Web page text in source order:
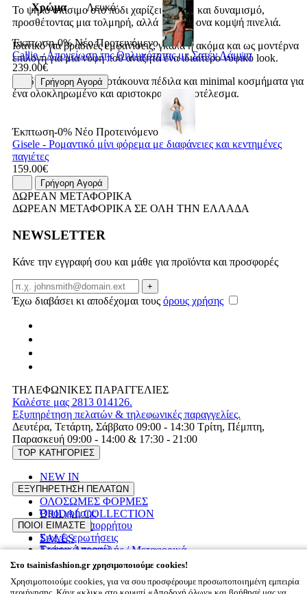
Το ψηλό σκίσιμο στο πόδι χαρίζει κίνηση και δυναμισμό,
προσθέτοντας μια τολμηρή, αλλά ταυτόχρονα κομψή πινελιά.
Ιδανικό για βραδινές εμφανίσεις, γκαλά ή ακόμα και ως μοντέρνα
επιλογή για μια νύφη που αναζητά ένα ιδιαίτερο νυφικό look.
Συνδυάστε το με ψηλοτάκουνα πέδιλα και minimal κοσμήματα για
ένα ολοκληρωμένο και αριστοκρατικό αποτέλεσμα.
Χρώμα
Λευκό
Έκπτωση-0% Νέο Προτεινόμενο
Callie - Απογείωση της Θηλυκότητας με Σατέν Λάμψη
239.00€
Γρήγορη Αγορά
Έκπτωση-0% Νέο Προτεινόμενο
Gisele - Ρομαντικό μίνι φόρεμα με διαφάνειες και κεντημένες
παγιέτες
159.00€
Γρήγορη Αγορά
ΔΩΡΕΑΝ ΜΕΤΑΦΟΡΙΚΑ
ΔΩΡΕΑΝ ΜΕΤΑΦΟΡΙΚΑ ΣΕ ΟΛΗ ΤΗΝ ΕΛΛΑΔΑ
NEWSLETTER
Κάνε την εγγραφή σου και μάθε για προϊόντα και προσφορές
Email
+
Έχω διαβάσει κι αποδέχομαι τους όρους χρήσης
ΤΗΛΕΦΩΝΙΚΕΣ ΠΑΡΑΓΓΕΛΙΕΣ
Καλέστε μας 2813 014126.
Εξυπηρέτηση πελατών & τηλεφωνικές παραγγελίες.
Δευτέρα, Τετάρτη, Σάββατο 09:00 - 14:30 Τρίτη, Πέμπτη,
Παρασκευή 09:00 - 14:00 & 17:30 - 21:00
TOP ΚΑΤΗΓΟΡΙΕΣ
NEW IN
ΦΟΡΕΜΑΤΑ
ΟΛΟΣΩΜΕΣ ΦΟΡΜΕΣ
BRIDAL COLLECTION
PLUS SIZE
SALES
ΕΞΥΠΗΡΕΤΗΣΗ ΠΕΛΑΤΩΝ
Όροι χρήσης
Πολιτική Απορρήτου
Συχνές ερωτήσεις
Τρόποι Αποστολής / Μεταφορικά
Επιστροφές προϊόντων
ΠΟΙΟΙ ΕΙΜΑΣΤΕ
Εταιρικό προφίλ
Επικοινωνία
Στο tsainisfashion.gr χρησιμοποιούμε cookies!
Χρησιμοποιούμε cookies, για να σου προσφέρουμε προσωποποιημένη εμπειρία